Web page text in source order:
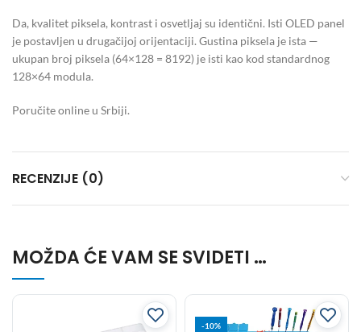
Da, kvalitet piksela, kontrast i osvetljaj su identični. Isti OLED panel
je postavljen u drugačijoj orijentaciji. Gustina piksela je ista —
ukupan broj piksela (64×128 = 8192) je isti kao kod standardnog
128×64 modula.
Poručite online u Srbiji.
RECENZIJE (0)
MOŽDA ĆE VAM SE SVIDETI …
-10%